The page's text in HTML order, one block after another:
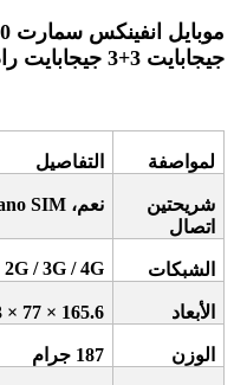
جيجابايت 3+3 جيجابايت رام 6.67
لمواصفة التفاصيل
شريحتين
اتصال
نعم،SIM
الشبكات 2G / 3G / 4G
الأبعاد 165.6 × 77 × 8.3
الوزن 187 جرام